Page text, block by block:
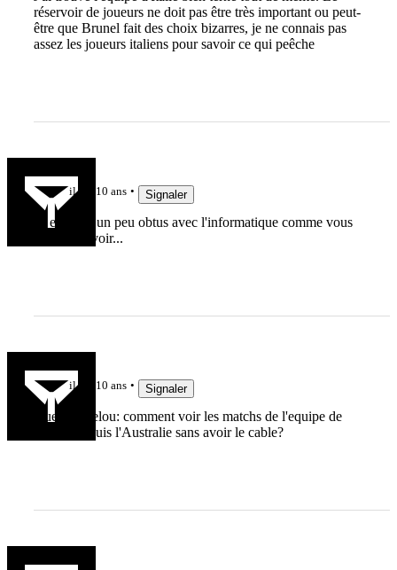
réservoir de joueurs ne doit pas être très important ou peut-
être que Brunel fait des choix bizarres, je ne connais pas
assez les joueurs italiens pour savoir ce qui peêche
il y a 10 ans Signaler
Et en etant un peu obtus avec l'informatique comme vous
pouvez le voir...
il y a 10 ans Signaler
Question relou: comment voir les matchs de l'equipe de
France depuis l'Australie sans avoir le cable?